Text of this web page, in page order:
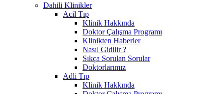
Dahili Klinikler
Acil Tıp
Klinik Hakkında
Doktor Çalışma Programı
Klinikten Haberler
Nasıl Gidilir ?
Sıkça Sorulan Sorular
Doktorlarımız
Adli Tıp
Klinik Hakkında